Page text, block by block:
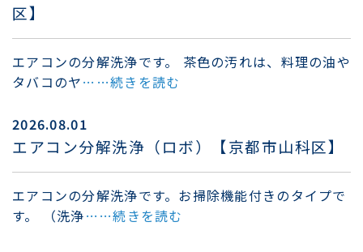
区】
エアコンの分解洗浄です。 茶色の汚れは、料理の油や
タバコのヤ……続きを読む
2026.08.01
エアコン分解洗浄（ロボ）【京都市山科区】
エアコンの分解洗浄です。お掃除機能付きのタイプで
す。 （洗浄……続きを読む